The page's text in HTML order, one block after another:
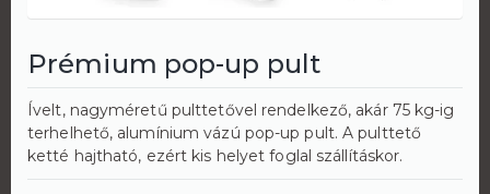
Prémium pop-up pult
Ívelt, nagyméretű pulttetővel rendelkező, akár 75 kg-ig
terhelhető, alumínium vázú pop-up pult. A pulttető
ketté hajtható, ezért kis helyet foglal szállításkor.